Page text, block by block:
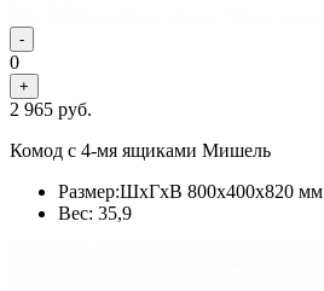
-
0
+
2 965 руб.
Комод с 4-мя ящиками Мишель
Размер:ШхГхВ 800х400х820 мм
Вес: 35,9